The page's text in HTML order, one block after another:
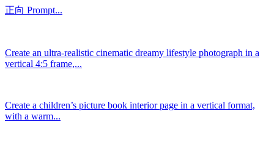
正向 Prompt...
Create an ultra-realistic cinematic dreamy lifestyle photograph in a
vertical 4:5 frame,...
Create a children’s picture book interior page in a vertical format,
with a warm...